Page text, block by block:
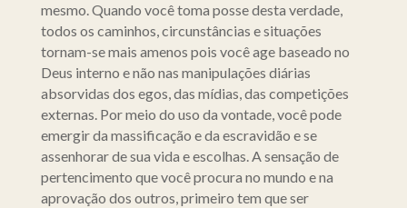
mesmo. Quando você toma posse desta verdade,
todos os caminhos, circunstâncias e situações
tornam-se mais amenos pois você age baseado no
Deus interno e não nas manipulações diárias
absorvidas dos egos, das mídias, das competições
externas. Por meio do uso da vontade, você pode
emergir da massificação e da escravidão e se
assenhorar de sua vida e escolhas. A sensação de
pertencimento que você procura no mundo e na
aprovação dos outros, primeiro tem que ser